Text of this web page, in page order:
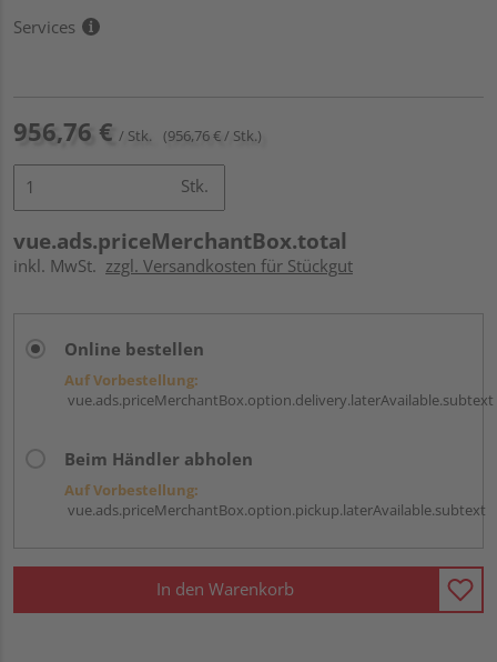
Services
956,76 € / Stk. (956,76 € / Stk.)
Stk.
vue.ads.priceMerchantBox.total
inkl. MwSt. zzgl. Versandkosten für Stückgut
Online bestellen
Auf Vorbestellung:
vue.ads.priceMerchantBox.option.delivery.laterAvailable.subtext
Beim Händler abholen
Auf Vorbestellung:
vue.ads.priceMerchantBox.option.pickup.laterAvailable.subtext
In den Warenkorb